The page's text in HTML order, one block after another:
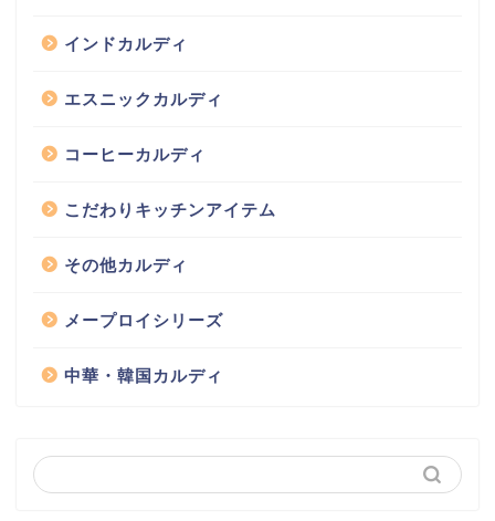
インドカルディ
エスニックカルディ
コーヒーカルディ
こだわりキッチンアイテム
その他カルディ
メープロイシリーズ
中華・韓国カルディ